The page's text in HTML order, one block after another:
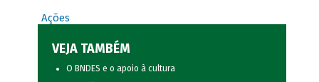
Ações
VEJA TAMBÉM
O BNDES e o apoio à cultura